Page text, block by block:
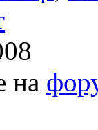
на